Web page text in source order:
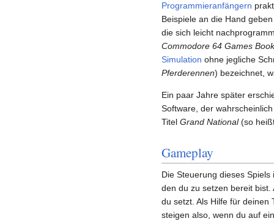
Programmieranfängern
Beispiele an die Hand
die sich leicht
Commodore 64 Games Book
Simulation ohne jegliche
Pferderennen) bezeichnet,
Ein paar Jahre später
Software, der
Titel Grand National(so
Gameplay
Die Steuerung dieses
den du zu setzen bereit
du setzt. Als Hilfe für deinen
steigen also, wenn du auf